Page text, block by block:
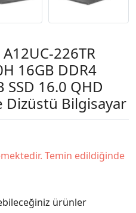
A12UC-226TR
16GB DDR4
SSD 16.0 QHD
Dizüstü Bilgisayar
Temin edildiğinde
ürünler